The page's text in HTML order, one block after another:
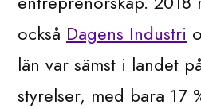
också Dagens Industri
län var sämst i landet
styrelser, med bara 17